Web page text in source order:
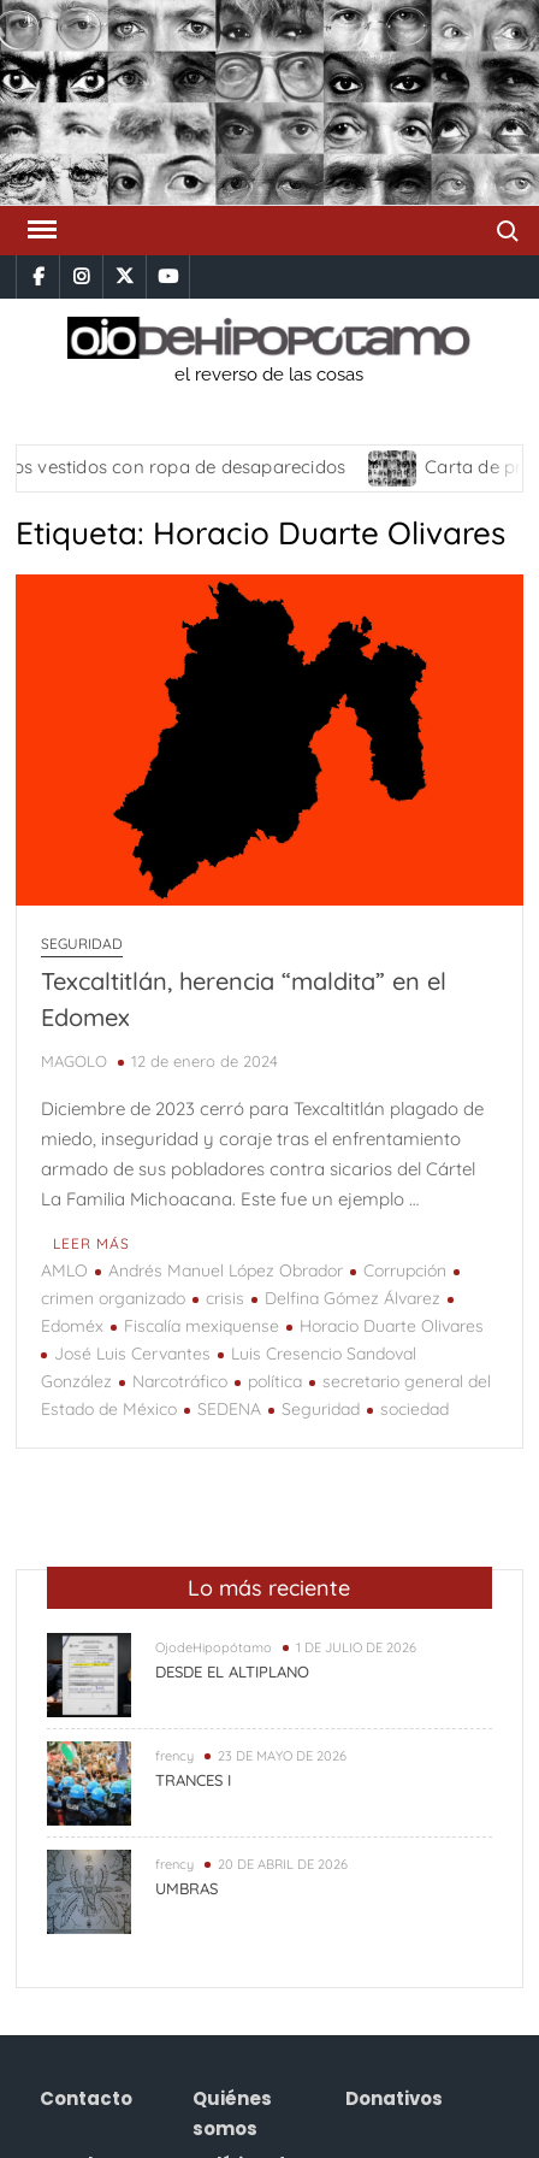
Saltar
al
contenido
facebookinstagram
x youtube
el reverso de las cosas
vestidos con ropa de desaparecidos Carta de
Etiqueta: Horacio Duarte Olivares
SEGURIDAD
Texcaltitlán, herencia “maldita” en el
Edomex
MAGOLO 12 de enero de 2024
Diciembre de 2023 cerró para Texcaltitlán plagado de
miedo, inseguridad y coraje tras el enfrentamiento
armado de sus pobladores contra sicarios del Cártel
La Familia Michoacana. Este fue un ejemplo …
LEER MÁS
AMLO Andrés Manuel López Obrador
Corrupción
crimen organizado
crisis
Delfina Gómez Álvarez
Edoméx
Fiscalía mexiquense
Horacio Duarte Olivares
José Luis Cervantes
Luis Cresencio Sandoval
González
Narcotráfico política
secretario general del
Estado de México
SEDENA Seguridad sociedad
Lo más reciente
OjodeHipopótamo 1 DE JULIO DE 2026
DESDE EL ALTIPLANO
frency 23 DE MAYO DE 2026
TRANCES I
frency 20 DE ABRIL DE 2026
UMBRAS
Contacto
Quiénes
somos
Donativos